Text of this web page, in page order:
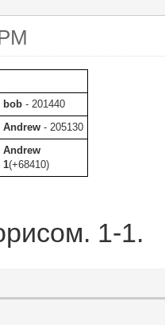
bob - 201440
Andrew - 205130
Andrew
1(+68410)
1-1.